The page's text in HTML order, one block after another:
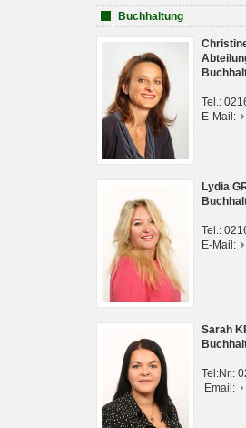
Buchhaltung
Tel.:
E-Mail:
Lydia
Tel.:
E-Mail:
Sarah
Tel:Nr.:
Email: